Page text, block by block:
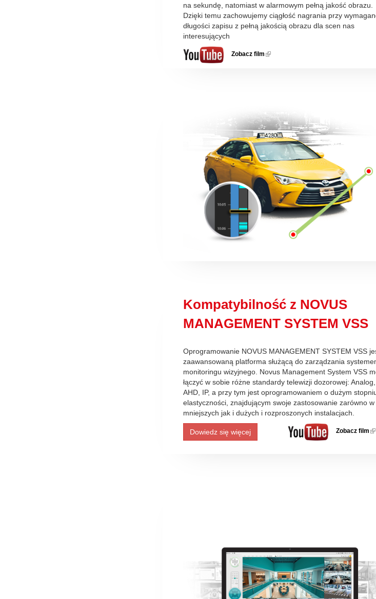
na sekundę, natomiast w alarmowym pełną jakość obrazu.
Dzięki temu zachowujemy ciągłość nagrania przy
długości zapisu z pełną jakością obrazu dla scen nas
interesujących
Zobacz film (link is
Kompatybilność z NOVUS
MANAGEMENT SYSTEM VSS
Oprogramowanie NOVUS MANAGEMENT SYSTEM VSS
zaawansowaną platforma służącą do zarządzania
monitoringu wizyjnego. Novus Management System VSS
łączyć w sobie różne standardy telewizji dozorowej: Analog,
AHD, IP, a przy tym jest oprogramowaniem o dużym
elastyczności, znajdującym swoje zastosowanie zarówno w
mniejszych jak i dużych i rozproszonych instalacjach.
Dowiedz się więcej Zobacz film